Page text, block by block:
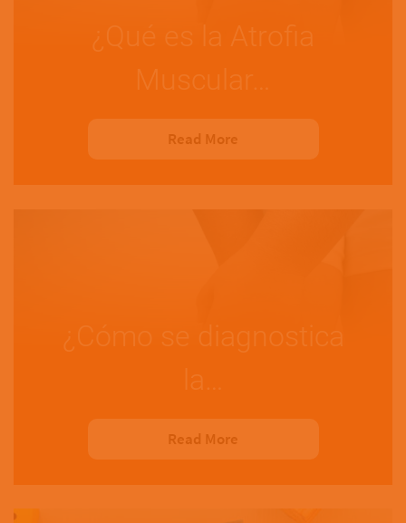
¿Qué es la Atrofia
Muscular…
Read More
¿Cómo se diagnostica
la…
Read More